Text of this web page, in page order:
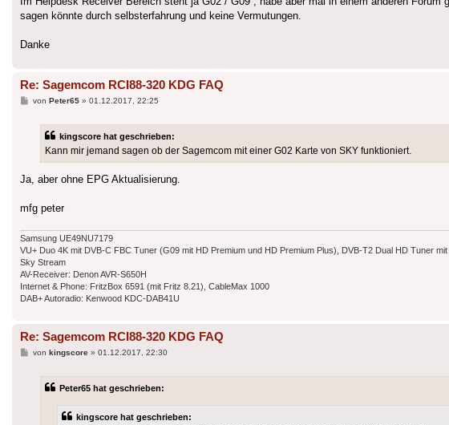
sagen könnte durch selbsterfahrung und keine Vermutungen.
Danke
Re: Sagemcom RCI88-320 KDG FAQ
Beitrag
von Peter65» 01.12.2017, 22:25
kingscore hat geschrieben:
Kann mir jemand sagen ob der Sagemcom mit einer G02 Karte von SKY funktioniert.
Ja, aber ohne EPG Aktualisierung.
mfg peter
Samsung UE49NU7179
VU+ Duo 4K mit DVB-C FBC Tuner (G09 mit HD Premium und HD Premium Plus), DVB-T2 Dual HD Tuner
Sky Stream
AV-Receiver: Denon AVR-S650H
Internet & Phone: FritzBox 6591 (mit Fritz 8.21), CableMax 1000
DAB+ Autoradio: Kenwood KDC-DAB41U
Re: Sagemcom RCI88-320 KDG FAQ
Beitrag
von kingscore» 01.12.2017, 22:30
Peter65 hat geschrieben:
kingscore hat geschrieben: